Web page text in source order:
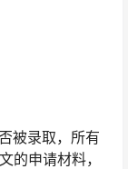
被录取，所有
的申请材料，